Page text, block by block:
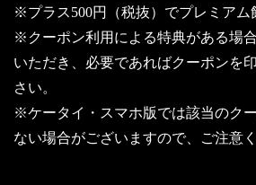
※プラス500円（税抜）でプレミアム
※クーポン利用による特典がある場
いただき、必要であればクーポンを
さい。
※ケータイ・スマホ版では該当のク
ない場合がございますので、ご注意く